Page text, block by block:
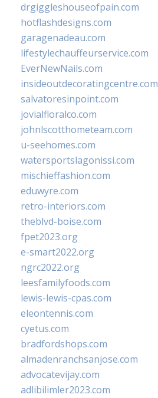
drgiggleshouseofpain.com
hotflashdesigns.com
garagenadeau.com
lifestylechauffeurservice.com
EverNewNails.com
insideoutdecoratingcentre.com
salvatoresinpoint.com
jovialfloralco.com
johnlscotthometeam.com
u-seehomes.com
watersportslagonissi.com
mischieffashion.com
eduwyre.com
retro-interiors.com
theblvd-boise.com
fpet2023.org
e-smart2022.org
ngrc2022.org
leesfamilyfoods.com
lewis-lewis-cpas.com
eleontennis.com
cyetus.com
bradfordshops.com
almadenranchsanjose.com
advocatevijay.com
adlibilimler2023.com